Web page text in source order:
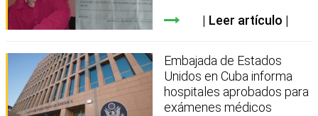
Leer artículo
Embajada de Estados
Unidos en Cuba informa
hospitales aprobados para
exámenes médicos